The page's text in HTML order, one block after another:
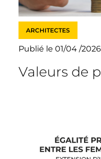
ARCHITECTES
Publié le 01/04 /2026
Valeurs de